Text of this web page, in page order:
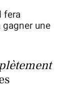
fera
une